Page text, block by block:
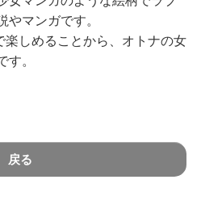
やマンガです。
楽しめることから、オトナの女
す。
戻る